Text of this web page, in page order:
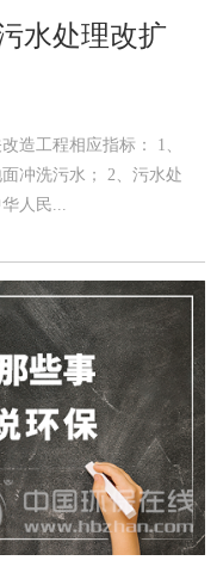
水处理改扩
造工程相应指标： 1、
冲洗污水； 2、污水处
人民...